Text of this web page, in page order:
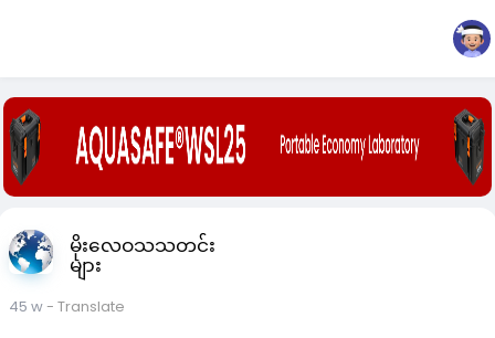
မိုးလေဝသသတင်း
များ
45 w- Translate